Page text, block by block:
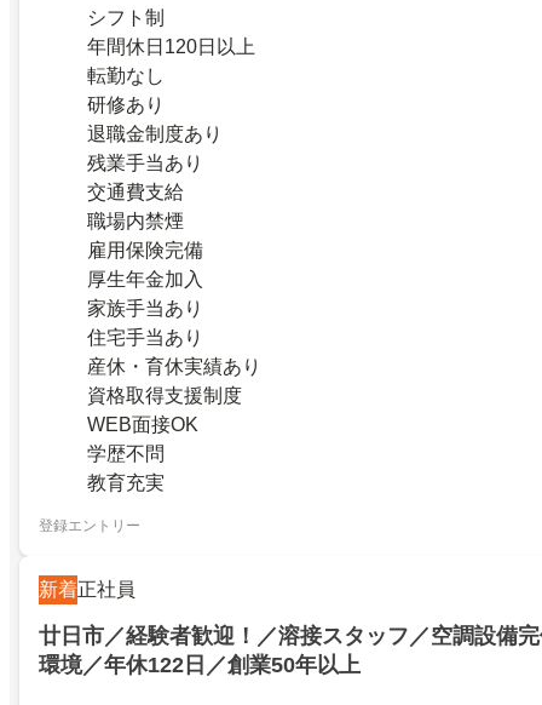
シフト制
年間休日120日以上
転勤なし
研修あり
退職金制度あり
残業手当あり
交通費支給
職場内禁煙
雇用保険完備
厚生年金加入
家族手当あり
住宅手当あり
産休・育休実績あり
資格取得支援制度
WEB面接OK
学歴不問
教育充実
登録エントリー
新着正社員
廿日市／経験者歓迎！／溶接スタッフ／空調設備
環境／年休122日／創業50年以上